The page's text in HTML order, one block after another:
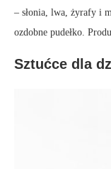
– słonia, lwa, żyrafy i
ozdobne pudełko.
Sztućce dla